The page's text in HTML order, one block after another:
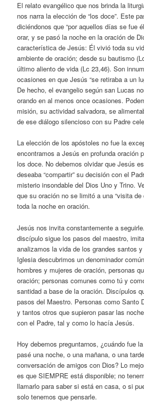
El relato evangélico que nos brinda la
nos narra la elección de “los doce”. Este
diciéndonos que “por aquellos días se fue
orar, y se pasó la noche en la oración de
característica de Jesús: Él vivió toda su
ambiente de oración; desde su bautismo
último aliento de vida (Lc 23,46). Son
ocasiones en que Jesús “se retiraba a un
De hecho, el evangelio según san Lucas
orando en al menos once ocasiones.
misión, su actividad salvadora, se
de ese diálogo silencioso con su Padre
La elección de los apóstoles no fue la
encontramos a Jesús en profunda oración
los doce. No debemos olvidar que Jesús
deseaba “compartir” su decisión con el
misterio insondable del Dios Uno y Trino.
que su oración no se limitó a una “visita
toda la noche en oración.
Jesús nos invita constantemente a
discípulo sigue los pasos del maestro,
analizamos la vida de los grandes santos
Iglesia descubrimos un denominador
hombres y mujeres de oración, personas
oración; personas comunes como tú y
santidad a base de la oración. Discípulos
pasos del Maestro. Personas como Santo
y tantos otros que supieron pasar las
con el Padre, tal y como lo hacía Jesús.
Hoy debemos preguntarnos, ¿cuándo fue
pasé una noche, o una mañana, o una
conversación de amigos con Dios? Lo
es que SIEMPRE está disponible; no
llamarlo para saber si está en casa, o si
solo tenemos que pensarle.